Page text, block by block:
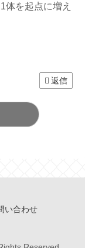
体を起点に増え
返信
い合わせ